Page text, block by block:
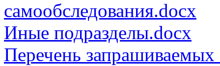
самообследования.docx
Иные подразделы.docx
Перечень запрашиваемых